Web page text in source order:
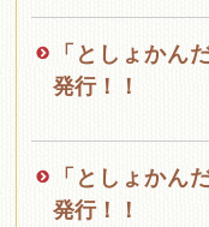
「としょかん
発行！！
「としょかん
発行！！